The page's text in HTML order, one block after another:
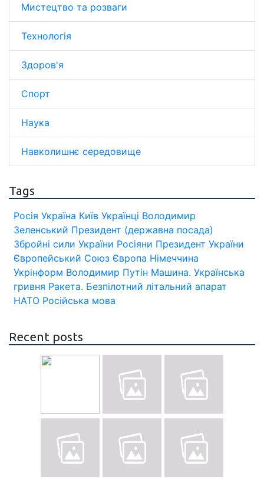
Мистецтво та розваги
Технологія
Здоров'я
Спорт
Наука
Навколишнє середовище
Tags
Росія Україна Київ Українці Володимир
Зеленський Президент (державна посада)
Збройні сили України Росіяни Президент України
Європейський Союз Європа Німеччина
Укрінформ Володимир Путін Машина. Українська
гривня Ракета. Безпілотний літальний апарат
НАТО Російська мова
Recent posts